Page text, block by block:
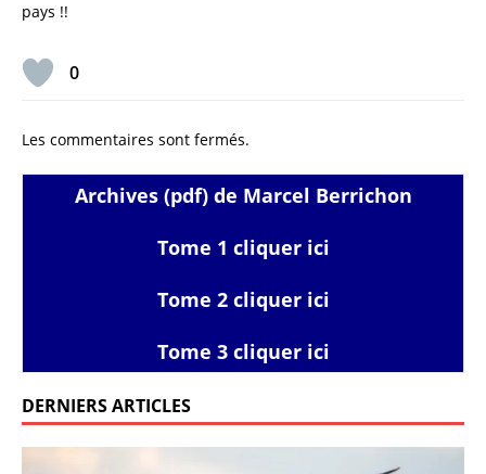
pays !!
0
Les commentaires sont fermés.
Archives (pdf) de Marcel Berrichon
Tome 1 cliquer ici
Tome 2 cliquer ici
Tome 3 cliquer ici
DERNIERS ARTICLES